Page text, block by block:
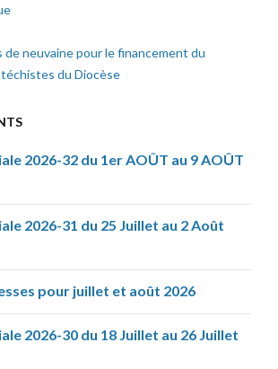
neuvaine pour le financement du
du Diocèse
2026-32 du 1er AOÛT au 9 AOÛT
2026-31 du 25 Juillet au 2 Août
pour juillet et août 2026
2026-30 du 18 Juillet au 26 Juillet